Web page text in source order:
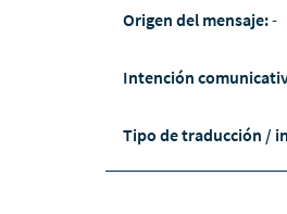
Origen del mensaje:-
Intención
Tipo de traducción /